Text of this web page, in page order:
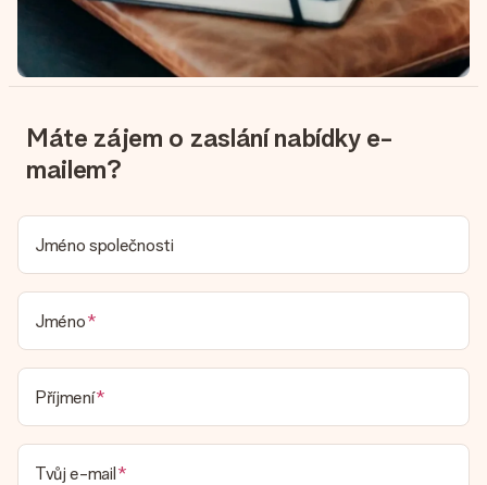
Máte zájem o zaslání nabídky e-
mailem?
Jméno společnosti
Jméno
Příjmení
Tvůj e-mail